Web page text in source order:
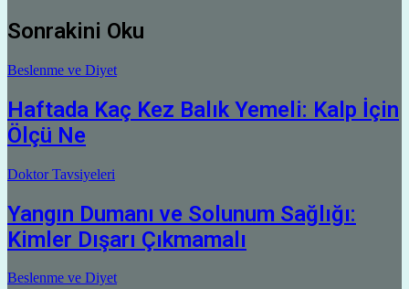
Sonrakini Oku
Beslenme ve Diyet
Haftada Kaç Kez Balık Yemeli: Kalp İçin
Ölçü Ne
Doktor Tavsiyeleri
Yangın Dumanı ve Solunum Sağlığı:
Kimler Dışarı Çıkmamalı
Beslenme ve Diyet